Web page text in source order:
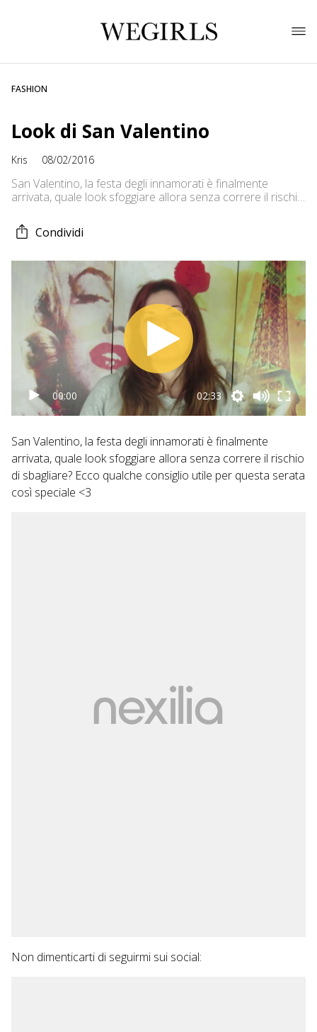
FASHION
Look di San Valentino
Kris 08/02/2016
San Valentino, la festa degli innamorati è finalmente
arrivata, quale look sfoggiare allora senza correre il rischio
così speciale <3 Non dimenticarti di seguirmi sui social:
Blog: http://krismakeupspecialeffects.blogspot.it/
TdX4MxPzqYw/feed
Facebook: https://www.facebook.com/
Twitter: https://twitter.com/krismake
Pinterest: http://it.pinterest.com/KrisMakeupSf/
Instagram: http://instagram.com/kris_makeup
Google+: https://plus.google.com/+KrisRoss/posts
Condividi
00:00 02:33
San Valentino, la festa degli innamorati è finalmente
arrivata, quale look sfoggiare allora senza correre il rischio
di sbagliare? Ecco qualche consiglio utile per questa serata
così speciale <3
Non dimenticarti di seguirmi sui social: